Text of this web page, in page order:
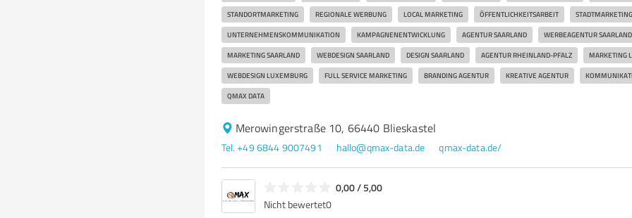
STANDORTMARKETING REGIONALE WERBUNG LOCAL MARKETING ÖFFENTLICHKEITSARBEIT STADTMARKETING
UNTERNEHMENSKOMMUNIKATION KAMPAGNENENTWICKLUNG AGENTUR SAARLAND WERBEAGENTUR SAARLAND
MARKETING SAARLAND WEBDESIGN SAARLAND DESIGN SAARLAND AGENTUR RHEINLAND-PFALZ MARKETING
WEBDESIGN LUXEMBURG FULL SERVICE MARKETING BRANDING AGENTUR KREATIVE AGENTUR
QMAX DATA
Merowingerstraße 10, 66440 Blieskastel
Tel. +49 6844 9007491 hallo@qmax-data.de qmax-data.de/
0,00 / 5,00
Nicht bewertet0